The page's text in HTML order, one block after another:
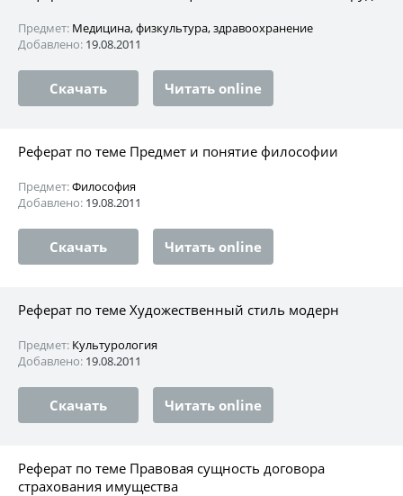
Предмет: Медицина, физкультура, здравоохранение
Добавлено: 19.08.2011
Скачать Читать online
Реферат по теме Предмет и понятие философии
Предмет:Философия
Добавлено: 19.08.2011
Скачать Читать online
Реферат по теме Художественный стиль модерн
Предмет: Культурология
Добавлено: 19.08.2011
Скачать Читать online
Реферат по теме Правовая сущность договора
страхования имущества